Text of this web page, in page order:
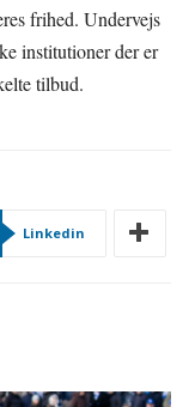
frihed. Undervejs
institutioner der er
tilbud.
Linkedin